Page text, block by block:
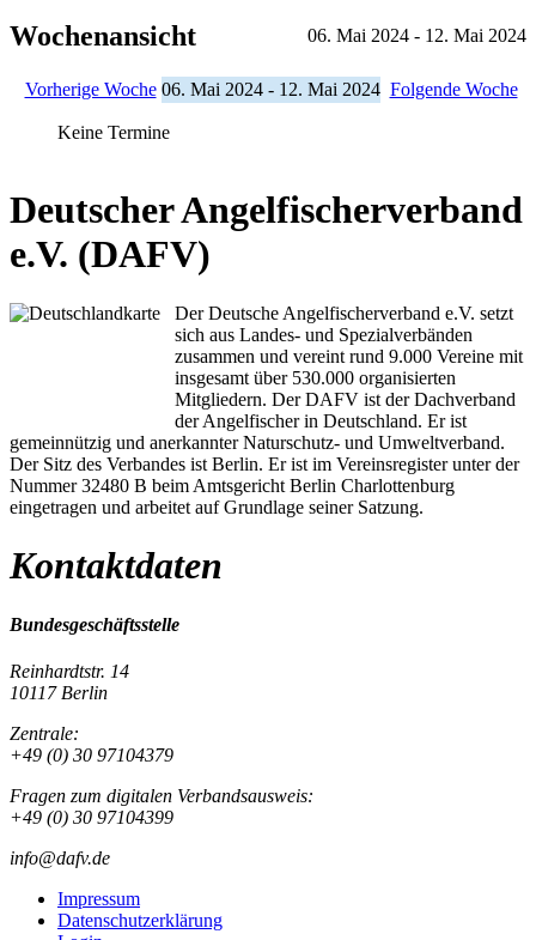
Wochenansicht 06. Mai 2024 - 12. Mai 2024
Vorherige Woche 06. Mai 2024 - 12. Mai 2024 Folgende Woche
Keine Termine
Deutscher Angelfischerverband
e.V. (DAFV)
Der Deutsche Angelfischerverband e.V. setzt
sich aus Landes- und Spezialverbänden
zusammen und vereint rund 9.000 Vereine mit
insgesamt über 530.000 organisierten
Mitgliedern. Der DAFV ist der Dachverband
der Angelfischer in Deutschland. Er ist
gemeinnützig und anerkannter Naturschutz- und Umweltverband.
Der Sitz des Verbandes ist Berlin. Er ist im Vereinsregister unter der
Nummer 32480 B beim Amtsgericht Berlin Charlottenburg
eingetragen und arbeitet auf Grundlage seiner Satzung.
Kontaktdaten
Bundesgeschäftsstelle
Reinhardtstr. 14
10117 Berlin
Zentrale:
+49 (0) 30 97104379
Fragen zum digitalen Verbandsausweis:
+49 (0) 30 97104399
info@dafv.de
Impressum
Datenschutzerklärung